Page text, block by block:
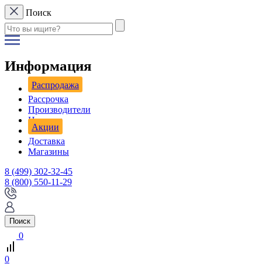
Поиск
Информация
Распродажа
Рассрочка
Производители
Новости
Акции
Доставка
Магазины
8 (499) 302-32-45
8 (800) 550-11-29
Поиск
0
0